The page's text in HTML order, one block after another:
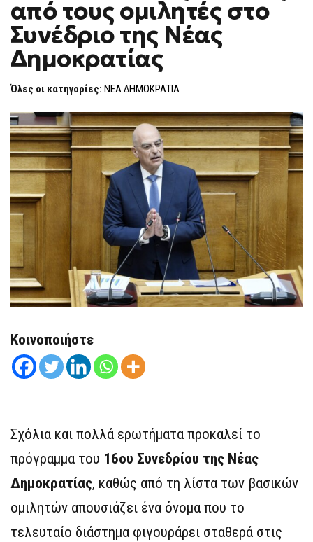
ΔΈΝΔΙΑΣ
ΑΠΌ
ΤΟΥΣ
ΟΜΙΛΗΤΈΣ
ΝΈΑΣ
ΔΗΜΟΚΡΑΤΊΑΣ
από τους ομιλητές στο
Συνέδριο της Νέας
Δημοκρατίας
Όλες οι κατηγορίες: ΝΕΑ ΔΗΜΟΚΡΑΤΙΑ
Κοινοποιήστε
Σχόλια και πολλά ερωτήματα προκαλεί το
πρόγραμμα του 16ου Συνεδρίου της Νέας
Δημοκρατίας, καθώς από τη λίστα των βασικών
ομιλητών απουσιάζει ένα όνομα που το
τελευταίο διάστημα φιγουράρει σταθερά στις